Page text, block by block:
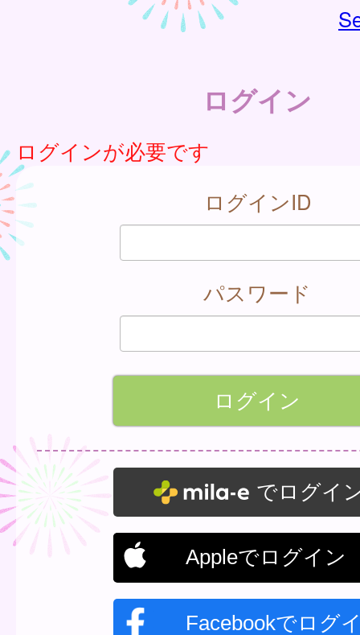
ログイン
ログインが必要です
ログインID
パスワード
でログイ
Appleでログイン
Facebookでログ